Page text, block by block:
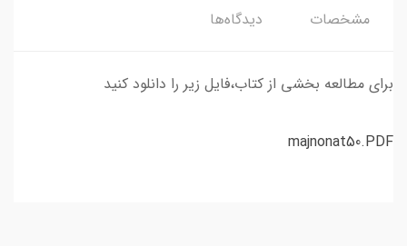
مشخصات دیدگاه‌ها
برای مطالعه بخشی از کتاب،فایل زیر را دانلود کنید
majnonat50.PDF